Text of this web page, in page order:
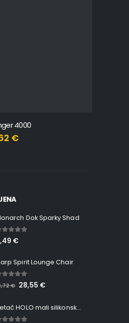
4000
€
Dok Sparky Shad
€
Spirit Lounge Chair
out of 5
€ 28,55 €
Šetač HOLO mali silikonska Ribica Belgrade Walker